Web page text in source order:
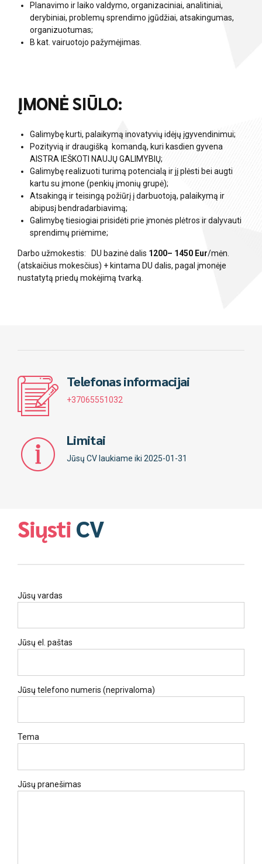
Planavimo ir laiko valdymo, organizaciniai, analitiniai,
derybiniai, problemų sprendimo įgūdžiai, atsakingumas,
organizuotumas;
B kat. vairuotojo pažymėjimas.
ĮMONĖ SIŪLO:
Galimybę kurti, palaikymą inovatyvių idėjų įgyvendinimui;
Pozityvią ir draugišką komandą, kuri kasdien gyvena
AISTRA IEŠKOTI NAUJŲ GALIMYBIŲ;
Galimybę realizuoti turimą potencialą ir jį plėsti bei augti
kartu su įmone (penkių įmonių grupė);
Atsakingą ir teisingą požiūrį į darbuotoją, palaikymą ir
abipusį bendradarbiavimą;
Galimybę tiesiogiai prisidėti prie įmonės plėtros ir dalyvauti
sprendimų priėmime;
Darbo užmokestis: DU bazinė dalis 1200– 1450 Eur/mėn.
(atskaičius mokesčius) + kintama DU dalis, pagal įmonėje
nustatytą priedų mokėjimą tvarką.
Telefonas informacijai
+37065551032
Limitai
Jūsų CV laukiame iki 2025-01-31
Siųsti CV
Jūsų vardas
Jūsų el. paštas
Jūsų telefono numeris (neprivaloma)
Tema
Jūsų pranešimas